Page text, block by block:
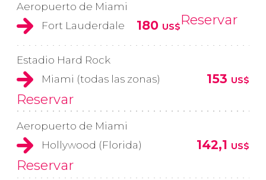
Aeropuerto de Miami
Fort Lauderdale
180 US$Reservar
Estadio Hard Rock
Miami (todas las zonas)
153 US$
Reservar
Aeropuerto de Miami
Hollywood (Florida)
142,1 US$
Reservar